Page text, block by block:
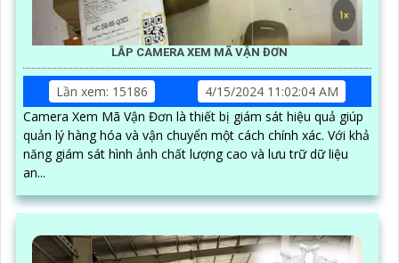
LẮP CAMERA XEM MÃ VẬN ĐƠN
Lần xem: 15186
4/15/2024 11:02:04 AM
Camera Xem Mã Vận Đơn là thiết bị giám sát hiệu quả giúp
quản lý hàng hóa và vận chuyển một cách chính xác. Với khả
năng giám sát hình ảnh chất lượng cao và lưu trữ dữ liệu
an...